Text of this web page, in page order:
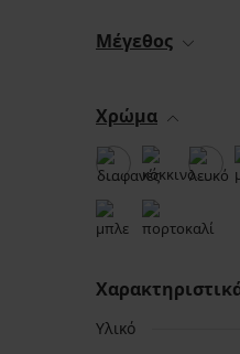
Μέγεθος
Χρώμα
Υλικό